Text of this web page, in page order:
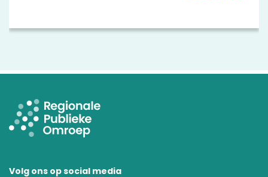
Volg ons op social media